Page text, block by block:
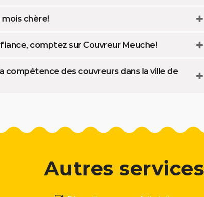
chère!
comptez sur Couvreur Meuche!
des couvreurs dans la ville de
Autres services